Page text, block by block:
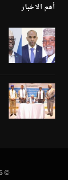
أهم الاخبار
© 2026 جميع الحقوق محفوظة نبض الصومال